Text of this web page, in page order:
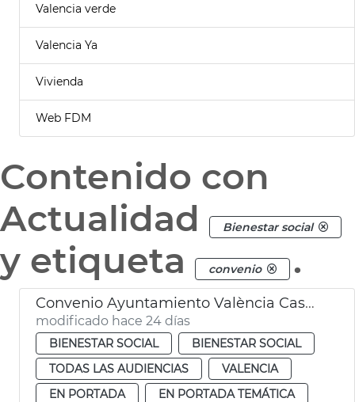
Valencia verde
Valencia Ya
Vivienda
Web FDM
Contenido con
Actualidad
Bienestar social
y etiqueta convenio .
Convenio Ayuntamiento València Casa del Voluntariado
modificado hace 24 días
BIENESTAR SOCIAL
BIENESTAR SOCIAL
TODAS LAS AUDIENCIAS
VALENCIA
EN PORTADA
EN PORTADA TEMÁTICA